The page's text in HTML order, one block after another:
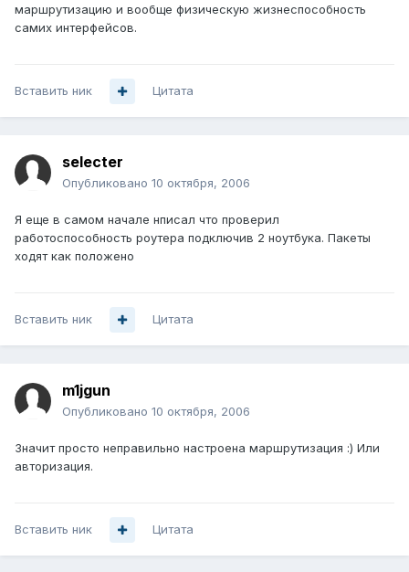
маршрутизацию и вообще физическую жизнеспособность
самих интерфейсов.
Вставить ник Цитата
selecter
Опубликовано 10 октября, 2006
Я еще в самом начале нписал что проверил
работоспособность роутера подключив 2 ноутбука. Пакеты
ходят как положено
Вставить ник Цитата
m1jgun
Опубликовано 10 октября, 2006
Значит просто неправильно настроена маршрутизация :) Или
авторизация.
Вставить ник Цитата